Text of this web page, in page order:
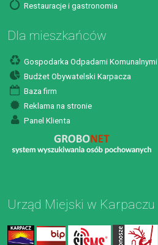
Restauracje i gastronomia
Dla mieszkańców
Gospodarka Odpadami Komunalnymi
Budżet Obywatelski Karpacza
Baza firm
Reklama na stronie
Panel Klienta
Urząd Miejski w Karpaczu